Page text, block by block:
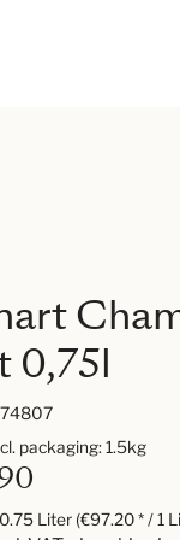
0,75l
0.75 Liter (€97.20 * / 1
packaging: 1.5kg